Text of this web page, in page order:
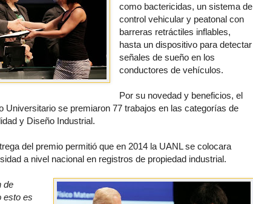
como bactericidas, un sistema de
control vehicular y peatonal con
barreras retráctiles inflables,
hasta un dispositivo para detectar
señales de sueño en los
conductores de vehículos.
Por su novedad y beneficios, el
Universitario se premiaron 77 trabajos en las categorías de
y Diseño Industrial.
del premio permitió que en 2014 la UANL se colocara
a nivel nacional en registros de propiedad industrial.
de
esto es